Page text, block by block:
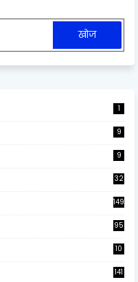
1
9
9
32
149
95
10
141